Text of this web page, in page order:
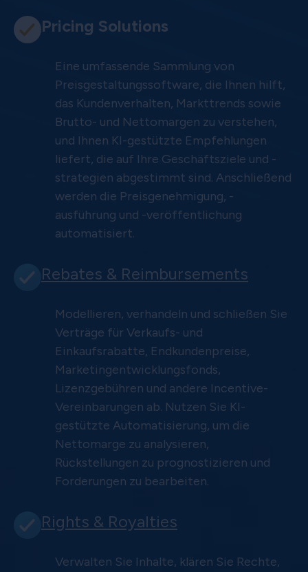
Pricing Solutions
Eine umfassende Sammlung von
Preisgestaltungssoftware, die Ihnen hilft,
das Kundenverhalten, Markttrends sowie
Brutto- und Nettomargen zu verstehen,
und Ihnen KI-gestützte Empfehlungen
liefert, die auf Ihre Geschäftsziele und -
strategien abgestimmt sind. Anschließend
werden die Preisgenehmigung, -
ausführung und -veröffentlichung
automatisiert.
Rebates & Reimbursements
Modellieren, verhandeln und schließen Sie
Verträge für Verkaufs- und
Einkaufsrabatte, Endkundenpreise,
Marketingentwicklungsfonds,
Lizenzgebühren und andere Incentive-
Vereinbarungen ab. Nutzen Sie KI-
gestützte Automatisierung, um die
Nettomarge zu analysieren,
Rückstellungen zu prognostizieren und
Forderungen zu bearbeiten.
Rights & Royalties
Verwalten Sie Inhalte, klären Sie Rechte,